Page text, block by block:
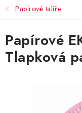
DEKORACE A
BALÓNKY
KARNEVALOVÉ
Papírové talíře
Papírové
Tlapková